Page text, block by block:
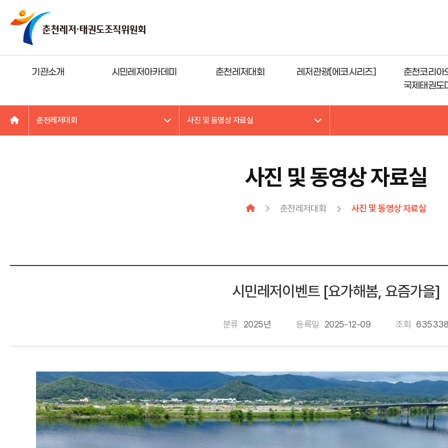
기관소개 시민레저아카데미 춘천레저대회 레저관광[에코시리즈]
춘천코리아
국제태권도
춘천레저대회 사진 및 동영상 자료실
사진 및 동영상 자료실
춘천레저대회 사진 및 동영상 자료실
시민레저이벤트 [요가해봄, 요즘가을]
분류 2025년 등록일 2025-12-09 조회